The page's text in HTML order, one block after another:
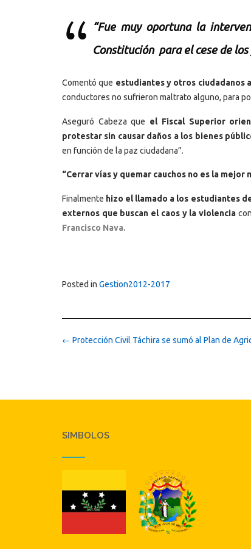
“Fue muy oportuna la
Constitución para el cese de
Comentó que estudiantes y otros ciudadanos
conductores no sufrieron maltrato alguno, para
Aseguró Cabeza que el Fiscal Superior
protestar sin causar daños a los bienes
en función de la paz ciudadana”.
“Cerrar vías y quemar cauchos no es la
Finalmente hizo el llamado a los estudiantes
externos que buscan el caos y la violencia
Francisco Nava.
Posted in Gestion2012-2017
Post
← Protección Civil Táchira se sumó al Plan de
SIMBOLOS